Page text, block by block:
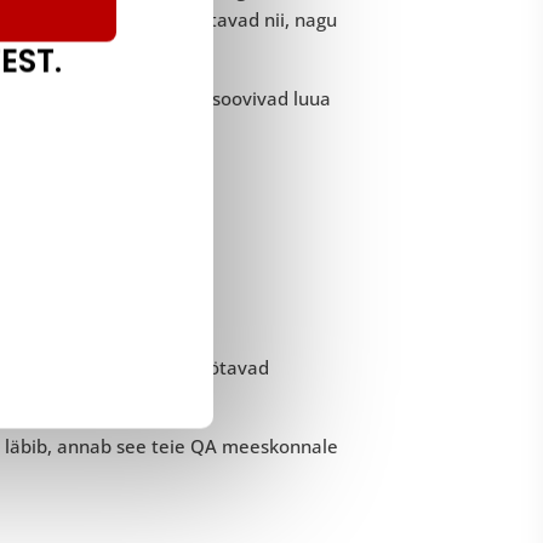
põhifunktsioonid töötavad nii, nagu
testimismeeskonnad soovivad luua
töötavad
annab see teie QA meeskonnale